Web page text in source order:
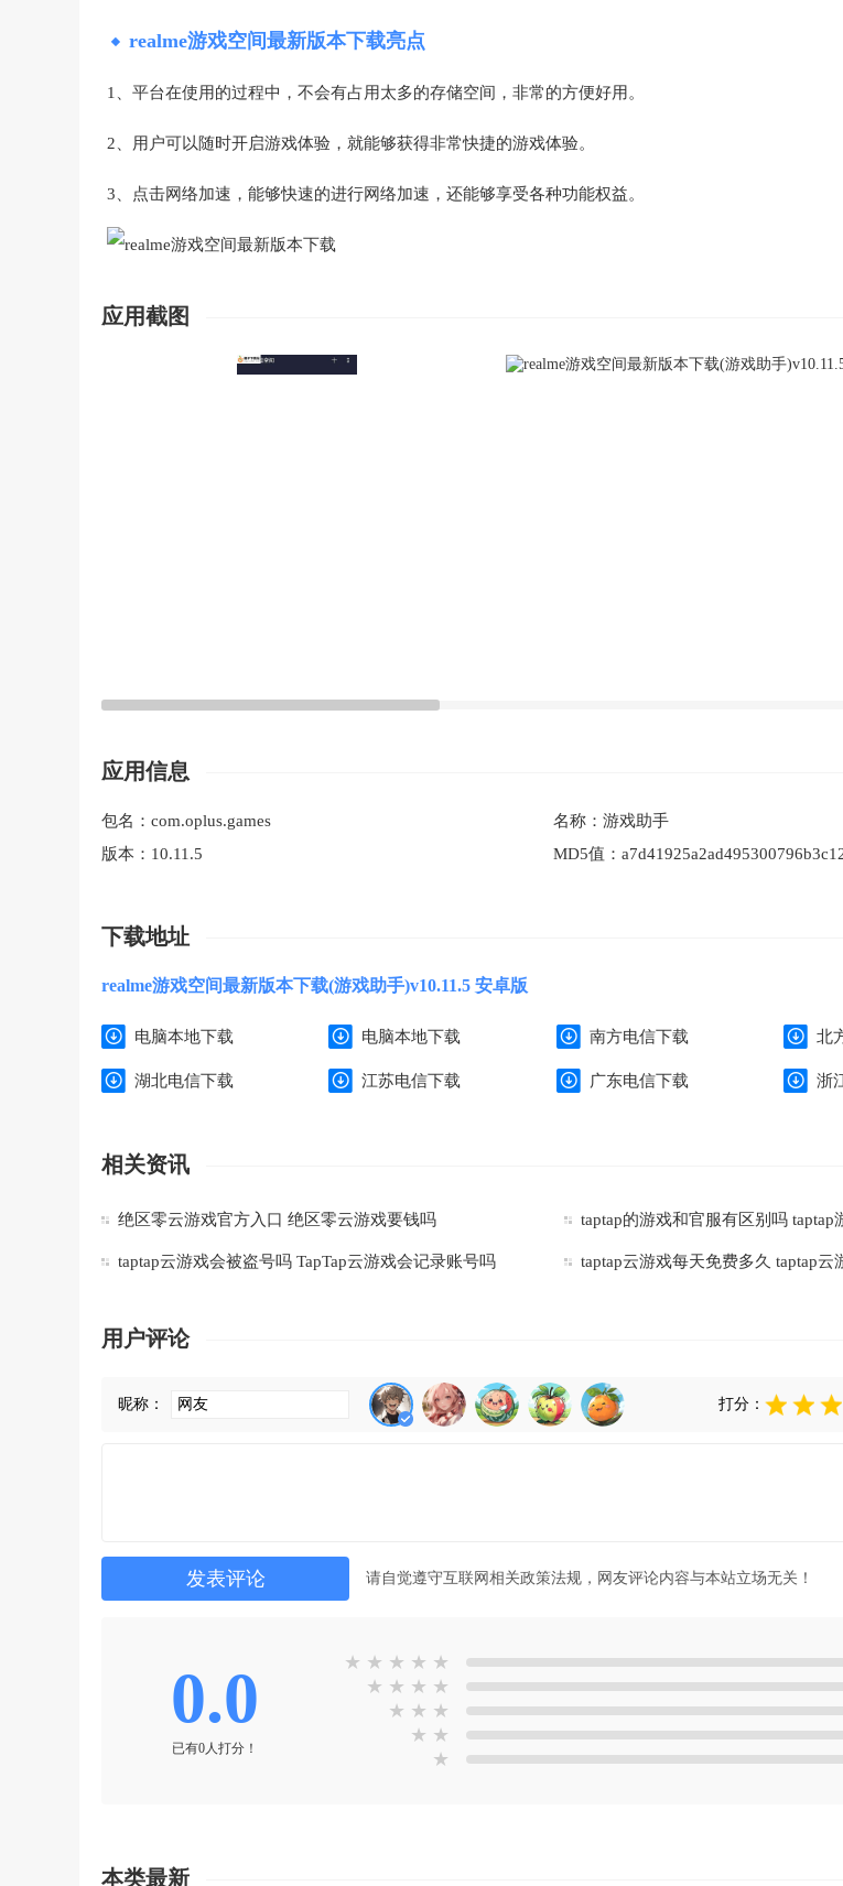
realme游戏空间最新版本下载亮点
1、平台在使用的过程中，不会有占用太多的存储空间，非常的方便好用。
2、用户可以随时开启游戏体验，就能够获得非常快捷的游戏体验。
3、点击网络加速，能够快速的进行网络加速，还能够享受各种功能权益。
应用截图
应用信息
包名： com.oplus.games 名称： 游戏助手
版本： 10.11.5 MD5值：
下载地址
realme游戏空间最新版本下载(游戏助手)v10.11.5 安卓版
电脑本地下载 电脑本地下载 南方电信下载 北
湖北电信下载 江苏电信下载 广东电信下载 浙
相关资讯
绝区零云游戏官方入口 绝区零云游戏要钱吗 taptap的游戏和官服有区别吗 taptap
taptap云游戏会被盗号吗 TapTap云游戏会记录账号吗 taptap云游戏每天免费多久 taptap云
用户评论
昵称： 打分：
请自觉遵守互联网相关政策法规，网友评论内容与本站立场无关！
0.0
已有0人打分！
★ ★ ★ ★ ★
★ ★ ★ ★
★ ★ ★
★ ★
★
本类最新